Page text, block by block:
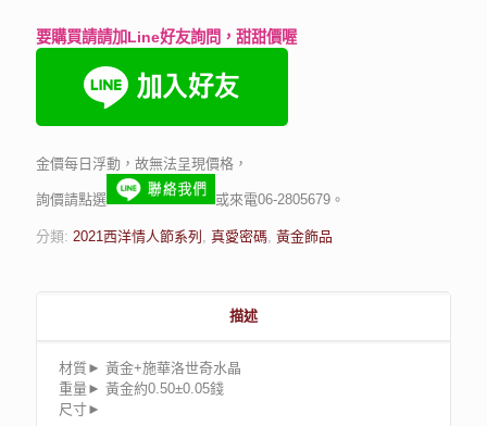
要購買請請加Line好友詢問，甜甜價喔
金價每日浮動，故無法呈現價格，
詢價請點選 或來電06-2805679。
分類: 2021西洋情人節系列 真愛密碼 黃金飾品
描述
材質► 黃金+施華洛世奇水晶
重量► 黃金約0.50±0.05錢
尺寸►